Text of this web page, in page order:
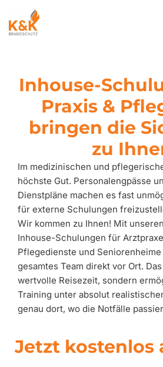
springen
Inhouse-
Praxis &
bringen die
zu
Im medizinischen und
höchste Gut. Personalengpässe
Dienstpläne machen es fast
für externe Schulungen
Wir kommen zu Ihnen! Mit
Inhouse-Schulungen für
Pflegedienste und
gesamtes Team direkt vor Ort.
wertvolle Reisezeit, sondern
Training unter absolut
genau dort, wo die Notfälle
Jetzt kostenlos